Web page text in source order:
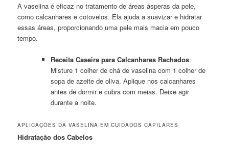
A vaselina é eficaz no tratamento de áreas ásperas da pele,
como calcanhares e cotovelos. Ela ajuda a suavizar e hidratar
essas áreas, proporcionando uma pele mais macia em pouco
tempo.
Receita Caseira para Calcanhares Rachados:
Misture 1 colher de chá de vaselina com 1 colher de
sopa de azeite de oliva. Aplique nos calcanhares
antes de dormir e cubra com meias. Deixe agir
durante a noite.
APLICAÇÕES DA VASELINA EM CUIDADOS CAPILARES
Hidratação dos Cabelos